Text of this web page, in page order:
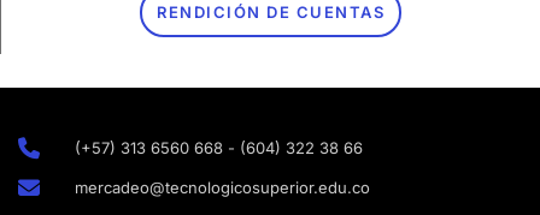
RENDICIÓN DE CUENTAS
(+57) 313 6560 668 - (604) 322 38 66
mercadeo@tecnologicosuperior.edu.co